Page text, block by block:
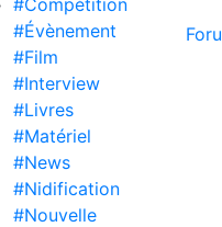
#Compétition
#Évènement
#Film
#Interview
#Livres
#Matériel
#News
#Nidification
#Nouvelle